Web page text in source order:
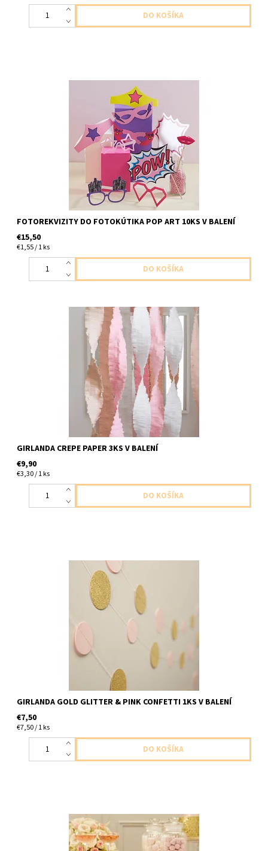
papierove rekvizity 10ks v balení uni velkost
FOTOREKVIZITY DO FOTOKÚTIKA POP ART 10KS V BALENÍ
€15,50
€1,55 / 1 ks
Papierové girlandy 3ks v baleni ( je možné girlandy rozdelit a
docieliť tak väčší počet farba biela ruzova marhulková velkost
GIRLANDA CREPE PAPER 3KS V BALENÍ
€9,90
€3,30 / 1 ks
papierova girlanda zlata trblietava a ruzove kruzky 1ks v baleni
GIRLANDA GOLD GLITTER & PINK CONFETTI 1KS V BALENÍ
€7,50
€7,50 / 1 ks
papierova girlanda strapcova zlata a ruzova 2ks strapcov v
baleni dlha 2,5m